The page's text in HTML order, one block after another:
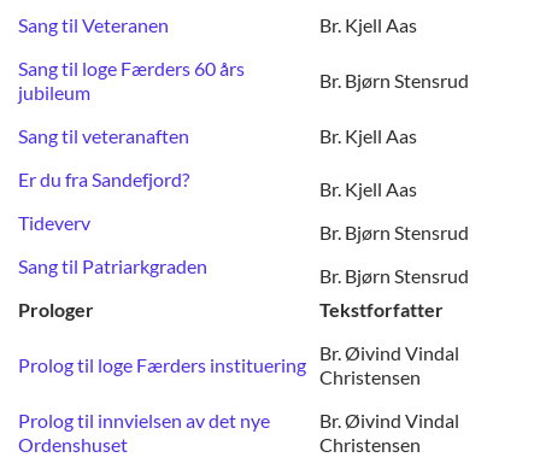
Sang til Veteranen
Br. Kjell Aas
Sang til loge Færders 60 års
jubileum
Br. Bjørn Stensrud
Sang til veteranaften
Br. Kjell Aas
Er du fra Sandefjord?
Br. Kjell Aas
Tideverv
Br. Bjørn Stensrud
Sang til Patriarkgraden
Br. Bjørn Stensrud
Prologer
Tekstforfatter
Prolog til loge Færders instituering
Br. Øivind Vindal
Christensen
Prolog til innvielsen av det nye
Ordenshuset
Br. Øivind Vindal
Christensen